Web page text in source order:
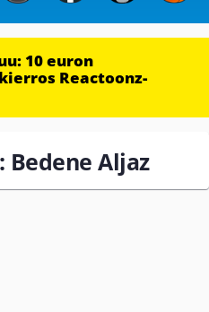
10 euron
Reactoonz-
Aljaz